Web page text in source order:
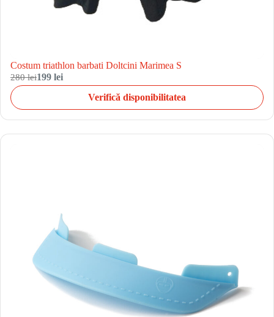
Costum triathlon barbati Doltcini Marimea S
280 lei199 lei
Verifică disponibilitatea